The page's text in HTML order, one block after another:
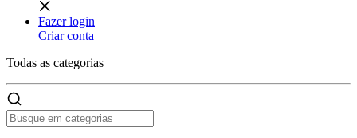
Fazer login
Criar conta
Todas as categorias